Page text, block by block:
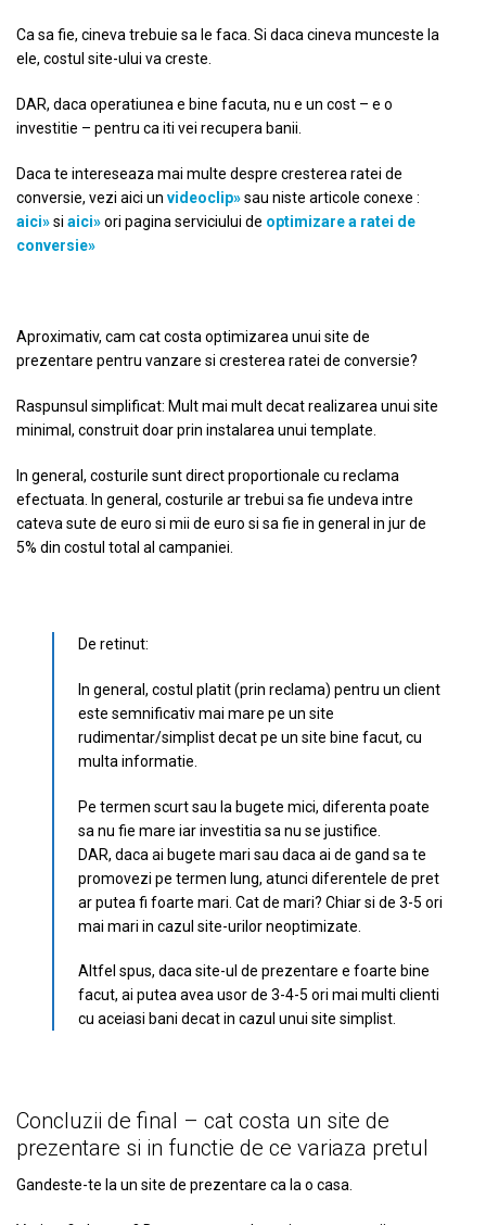
Ca sa fie, cineva trebuie sa le faca. Si daca cineva munceste la
ele, costul site-ului va creste.
DAR, daca operatiunea e bine facuta, nu e un cost – e o
investitie – pentru ca iti vei recupera banii.
Daca te intereseaza mai multe despre cresterea ratei de
conversie, vezi aici un videoclip»sau niste articole conexe :
aici»si aici»ori pagina serviciului de optimizare a ratei de
conversie»
Aproximativ, cam cat costa optimizarea unui site de
prezentare pentru vanzare si cresterea ratei de conversie?
Raspunsul simplificat: Mult mai mult decat realizarea unui site
minimal, construit doar prin instalarea unui template.
In general, costurile sunt direct proportionale cu reclama
efectuata. In general, costurile ar trebui sa fie undeva intre
cateva sute de euro si mii de euro si sa fie in general in jur de
5% din costul total al campaniei.
De retinut:
In general, costul platit (prin reclama) pentru un client
este semnificativ mai mare pe un site
rudimentar/simplist decat pe un site bine facut, cu
multa informatie.
Pe termen scurt sau la bugete mici, diferenta poate
sa nu fie mare iar investitia sa nu se justifice.
DAR, daca ai bugete mari sau daca ai de gand sa te
promovezi pe termen lung, atunci diferentele de pret
ar putea fi foarte mari. Cat de mari? Chiar si de 3-5 ori
mai mari in cazul site-urilor neoptimizate.
Altfel spus, daca site-ul de prezentare e foarte bine
facut, ai putea avea usor de 3-4-5 ori mai multi clienti
cu aceiasi bani decat in cazul unui site simplist.
Concluzii de final – cat costa un site de
prezentare si in functie de ce variaza pretul
Gandeste-te la un site de prezentare ca la o casa.